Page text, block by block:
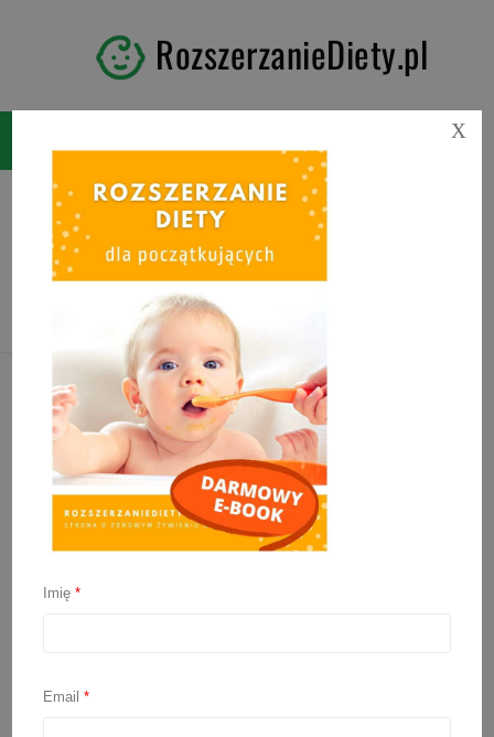
RozszerzanieDiety.pl
Tag:olej z czarnuszki na
AZS
dzieci – ile, jak i od kiedy
Imię*
Email*
X